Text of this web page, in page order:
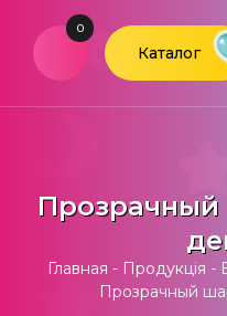
0
Каталог
Прозрачный
Главная - Продукція -
Прозрачный